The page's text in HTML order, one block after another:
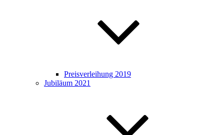
Preisverleihung 2019
Jubiläum 2021